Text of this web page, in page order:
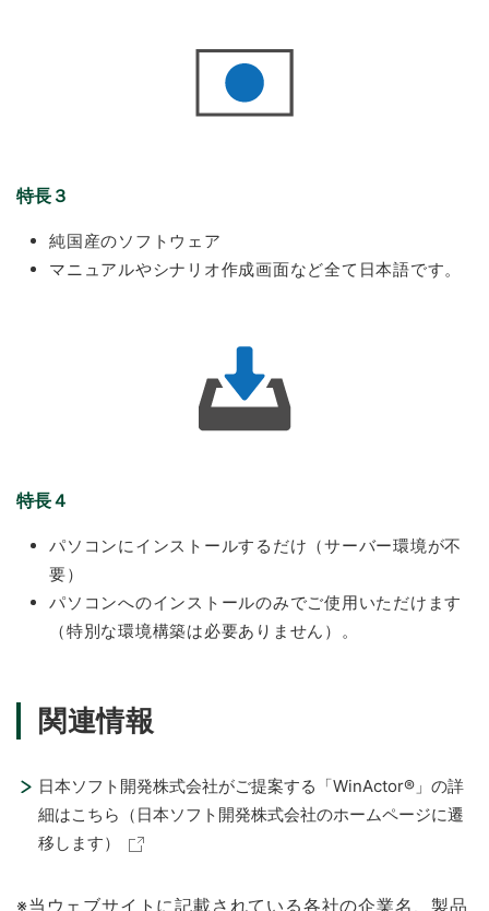
特長３
純国産のソフトウェア
マニュアルやシナリオ作成画面など全て日本語です。
特長４
パソコンにインストールするだけ（サーバー環境が不
要）
パソコンへのインストールのみでご使用いただけます
（特別な環境構築は必要ありません）。
関連情報
日本ソフト開発株式会社がご提案する「WinActor®」の詳
細はこちら（日本ソフト開発株式会社のホームページに遷
移します）
※当ウェブサイトに記載されている各社の企業名、製品